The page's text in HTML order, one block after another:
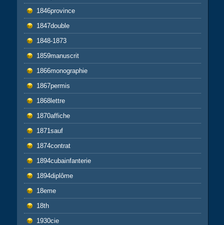
1846province
1847double
1848-1873
1859manuscrit
1866monographie
1867permis
1868lettre
1870affiche
1871sauf
1874contrat
1894cubainfanterie
1894diplôme
18eme
18th
1930cie